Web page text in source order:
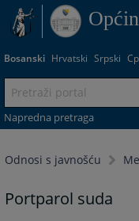
Bosanski Hrvatski Srpski
Napredna pretraga
Odnosi s javnošću
Portparol suda